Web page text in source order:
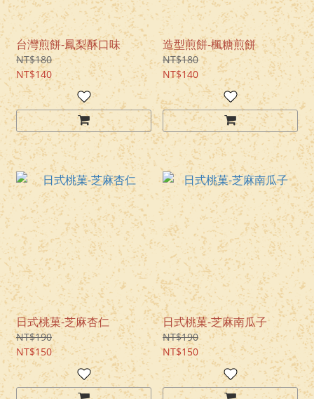
台灣煎餅-鳳梨酥口味
NT$180
NT$140
造型煎餅-楓糖煎餅
NT$180
NT$140
日式桃菓-芝麻杏仁
NT$190
NT$150
日式桃菓-芝麻南瓜子
NT$190
NT$150